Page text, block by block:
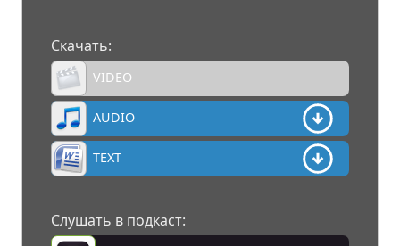
Скачать:
VIDEO
AUDIO
TEXT
Слушать в подкаст: